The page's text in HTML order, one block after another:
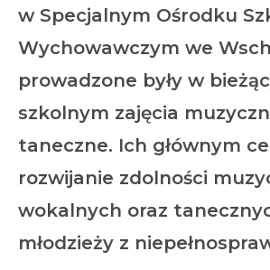
w Specjalnym Ośrodku
Wychowawczym we
prowadzone były w
szkolnym zajęcia
taneczne. Ich głównym
rozwijanie zdolności
wokalnych oraz
młodzieży z